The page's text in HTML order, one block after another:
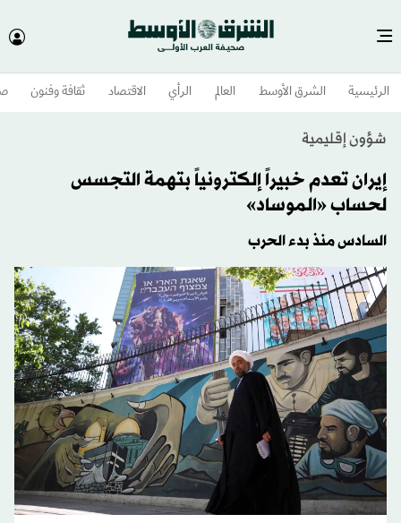
الرئيسية الشرق الأوسط​ العالم الرأي الاقتصاد ثقافة وفنون
شؤون إقليمية
إيران تعدم خبيراً إلكترونياً بتهمة التجسس
لحساب «الموساد»
السادس منذ بدء الحرب